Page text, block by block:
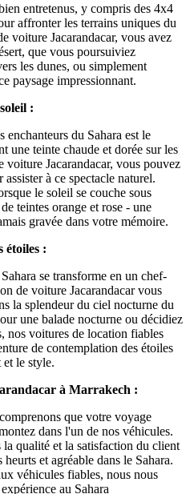
entretenus, y compris des 4x4
affronter les terrains uniques du
voiture Jacarandacar, vous avez
que vous poursuiviez
les dunes, ou simplement
paysage impressionnant.
:
enchanteurs du Sahara est le
une teinte chaude et dorée sur les
voiture Jacarandacar, vous pouvez
à ce spectacle naturel.
le soleil se couche sous
teintes orange et rose - une
gravée dans votre mémoire.
étoiles :
se transforme en un chef-
de voiture Jacarandacar vous
la splendeur du ciel nocturne du
une balade nocturne ou décidiez
nos voitures de location fiables
de contemplation des étoiles
et le style.
à Marrakech :
que votre voyage
dans l'un de nos véhicules.
la qualité et la satisfaction du client
et agréable dans le Sahara.
véhicules fiables, nous nous
au Sahara